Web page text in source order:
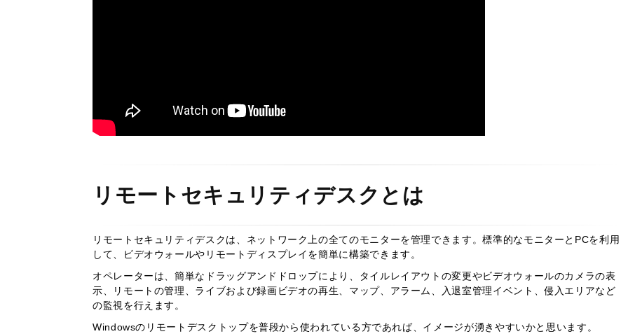
リモートセキュリティデスクとは
リモートセキュリティデスクは、ネットワーク上の全てのモニターを管理できます。標準的なモニターとPCを利用
して、ビデオウォールやリモートディスプレイを簡単に構築できます。
​​​​​​​オペレーターは、簡単なドラッグアンドドロップにより、タイルレイアウトの変更やビデオウォールのカメラの表
示、リモートの管理、ライブおよび録画ビデオの再生、マップ、アラーム、入退室管理イベント、侵入エリアなど
の監視を行えます。
Windowsのリモートデスクトップを普段から使われている方であれば、イメージが湧きやすいかと思います。